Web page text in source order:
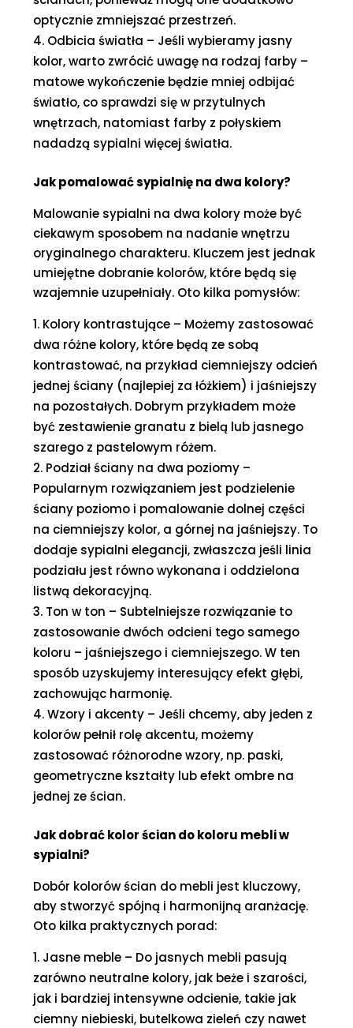
optycznie zmniejszać przestrzeń.
Odbicia światła – Jeśli wybieramy jasny
kolor, warto zwrócić uwagę na rodzaj farby –
matowe wykończenie będzie mniej odbijać
światło, co sprawdzi się w przytulnych
wnętrzach, natomiast farby z połyskiem
nadadzą sypialni więcej światła.
Jak pomalować sypialnię na dwa kolory?
Malowanie sypialni na dwa kolory może być
ciekawym sposobem na nadanie wnętrzu
oryginalnego charakteru. Kluczem jest jednak
umiejętne dobranie kolorów, które będą się
wzajemnie uzupełniały. Oto kilka pomysłów:
Kolory kontrastujące – Możemy zastosować
dwa różne kolory, które będą ze sobą
kontrastować, na przykład ciemniejszy odcień
jednej ściany (najlepiej za łóżkiem) i jaśniejszy
na pozostałych. Dobrym przykładem może
być zestawienie granatu z bielą lub jasnego
szarego z pastelowym różem.
Podział ściany na dwa poziomy –
Popularnym rozwiązaniem jest podzielenie
ściany poziomo i pomalowanie dolnej części
na ciemniejszy kolor, a górnej na jaśniejszy. To
dodaje sypialni elegancji, zwłaszcza jeśli linia
podziału jest równo wykonana i oddzielona
listwą dekoracyjną.
Ton w ton – Subtelniejsze rozwiązanie to
zastosowanie dwóch odcieni tego samego
koloru – jaśniejszego i ciemniejszego. W ten
sposób uzyskujemy interesujący efekt głębi,
zachowując harmonię.
Wzory i akcenty – Jeśli chcemy, aby jeden z
kolorów pełnił rolę akcentu, możemy
zastosować różnorodne wzory, np. paski,
geometryczne kształty lub efekt ombre na
jednej ze ścian.
Jak dobrać kolor ścian do koloru mebli w
sypialni?
Dobór kolorów ścian do mebli jest kluczowy,
aby stworzyć spójną i harmonijną aranżację.
Oto kilka praktycznych porad:
Jasne meble – Do jasnych mebli pasują
zarówno neutralne kolory, jak beże i szarości,
jak i bardziej intensywne odcienie, takie jak
ciemny niebieski, butelkowa zieleń czy nawet